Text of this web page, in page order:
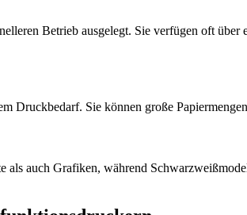
Betrieb ausgelegt. Sie verfügen oft
Druckbedarf. Sie können große
auch Grafiken, während